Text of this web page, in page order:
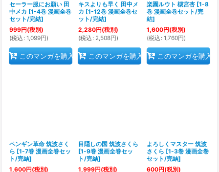
セーラー服にお願い 田
中メカ [1-4巻 漫画全巻
セット/完結]
999円(税別)
(税込 : 1,099円)
このマンガを購入
キスよりも早く 田中メ
カ [1-12巻 漫画全巻セ
ット/完結]
2,280円(税別)
(税込 : 2,508円)
このマンガを購入
楽園ルウト 槻宮杏 [1-8
巻 漫画全巻セット/完
結]
1,600円(税別)
(税込 : 1,760円)
このマンガを購入
ペンギン革命 筑波さく
ら [1-7巻 漫画全巻セッ
ト/完結]
1,600円(税別)
目隠しの国 筑波さくら
[1-9巻 漫画全巻セッ
ト/完結]
1,999円(税別)
よろしくマスター 筑波
さくら [1-3巻 漫画全巻
セット/完結]
600円(税別)